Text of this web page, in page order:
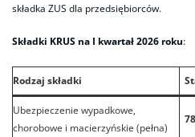
składka ZUS dla przedsiębiorców.
Składki KRUS na I kwartał 2026 roku:
Rodzaj składki
Ubezpieczenie wypadkowe,
chorobowe i macierzyńskie (pełna)